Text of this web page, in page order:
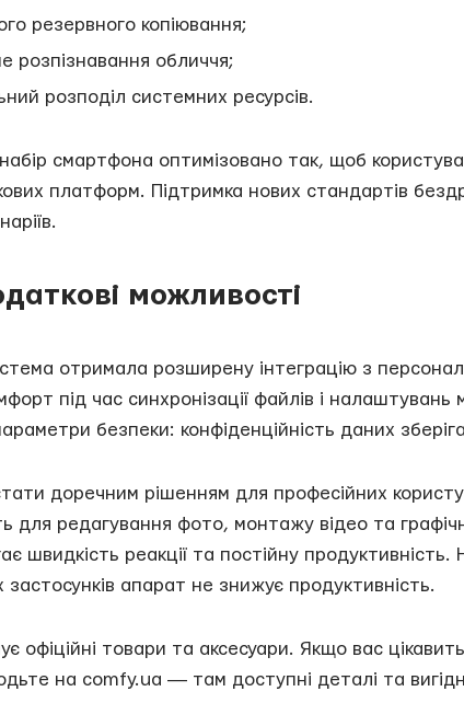
резервного копіювання;
розпізнавання обличчя;
розподіл системних ресурсів.
набір смартфона оптимізовано так, щоб
платформ. Підтримка нових стандартів
можливості
отримала розширену інтеграцію з
під час синхронізації файлів і
безпеки: конфіденційність даних
доречним рішенням для професійних
для редагування фото, монтажу відео та
швидкість реакції та постійну продуктивність.
застосунків апарат не знижує продуктивність.
офіційні товари та аксесуари. Якщо вас
на comfy.ua ― там доступні деталі та